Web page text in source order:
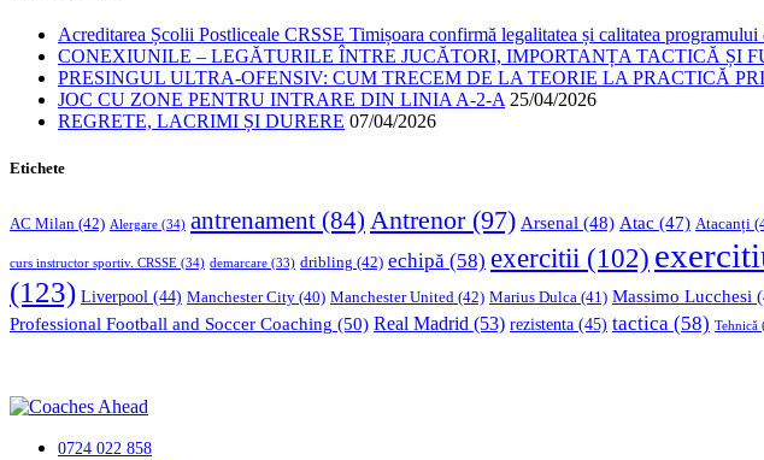
Acreditarea Școlii Postliceale CRSSE Timișoara confirmă legalitatea și calitatea
CONEXIUNILE – LEGĂTURILE ÎNTRE JUCĂTORI, IMPORTANȚA TACTICĂ ȘI
PRESINGUL ULTRA-OFENSIV: CUM TRECEM DE LA TEORIE LA PRACTICĂ
JOC CU ZONE PENTRU INTRARE DIN LINIA A-2-A 25/04/2026
REGRETE, LACRIMI ȘI DURERE 07/04/2026
Etichete
AC Milan (42) Alergare (34) antrenament (84) Antrenor(97) Arsenal (48) Atac (47) Atacanți
curs instructor sportiv. CRSSE (34) demarcare (33) dribling (42) echipă (58) exercitii (102)
(123) Liverpool (44) Manchester City (40) Manchester United (42) Marius Dulca (41) Massimo Lucchesi
Professional Football and Soccer Coaching (50) Real Madrid (53) rezistenta (45) tactica (58) Tehnică
0724 022 858